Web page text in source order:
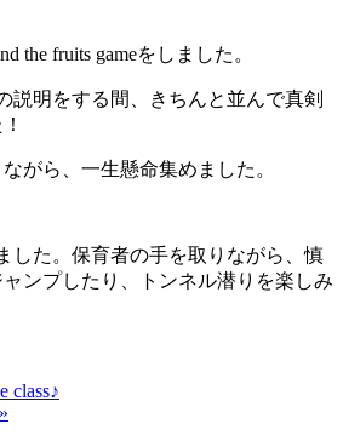
the fruits gameをしました。
説明をする間、きちんと並んで真剣
がら、一生懸命集めました。
した。保育者の手を取りながら、慎
ンプしたり、トンネル潜りを楽しみ
class♪